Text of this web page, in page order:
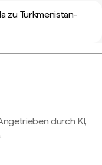
zu Turkmenistan-
durch KI,